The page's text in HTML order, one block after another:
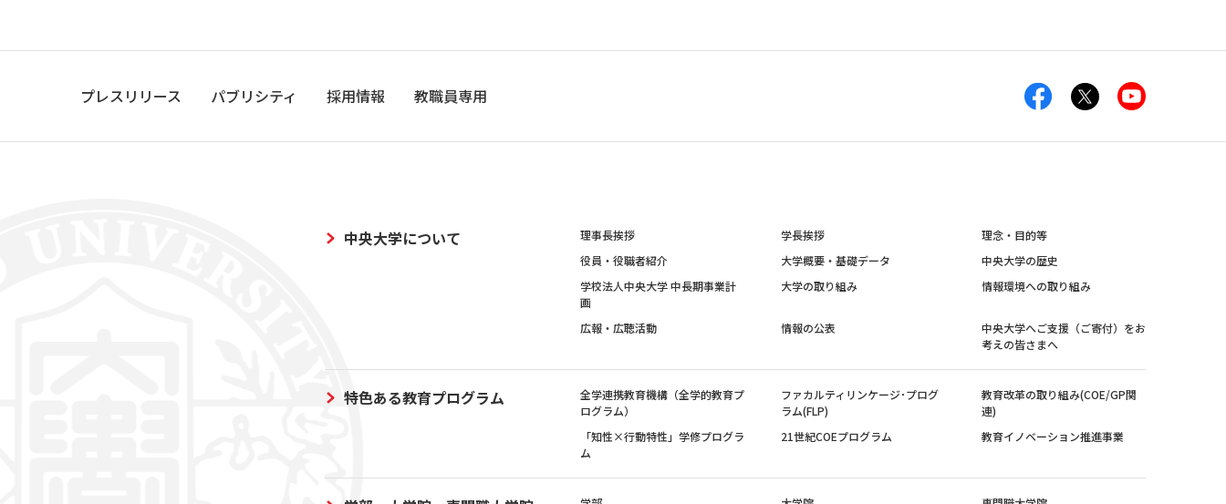
プレスリリース パブリシティ 採用情報 教職員専用
中央大学について 理事長挨拶 学長挨拶
理念・目的等
役員・役職者紹介
大学概要・基礎データ
中央大学の歴史
学校法人中央大学 中長期事業計
画
大学の取り組み 情報環境への取り組み
広報・広聴活動 情報の公表
中央大学へご支援（ご寄付）をお
考えの皆さまへ
特色ある教育プログラム
全学連携教育機構（全学的教育プ
ログラム）
ファカルティリンケージ･プログ
ラム(FLP)
教育改革の取り組み(COE/GP関
連)
「知性×行動特性」学修プログラ
ム
21世紀COEプログラム 教育イノベーション推進事業